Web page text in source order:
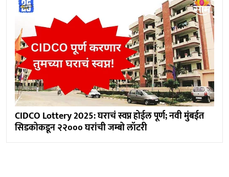
CIDCO Lottery 2025: घराचं स्वप्न होईल पूर्ण; नवी मुंबईत
सिडकोकडून २२००० घरांची जम्बो लॉटरी